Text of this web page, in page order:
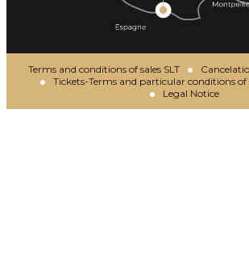
Terms and conditions of sales SLT
Tickets-Terms and particular conditions of
Legal Notice